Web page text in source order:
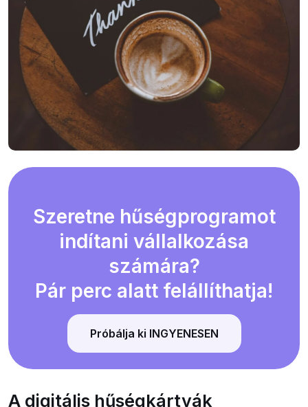
Szeretne hűségprogramot
indítani vállalkozása
számára?
Pár perc alatt felállíthatja!
Próbálja ki INGYENESEN
A digitális hűségkártyák